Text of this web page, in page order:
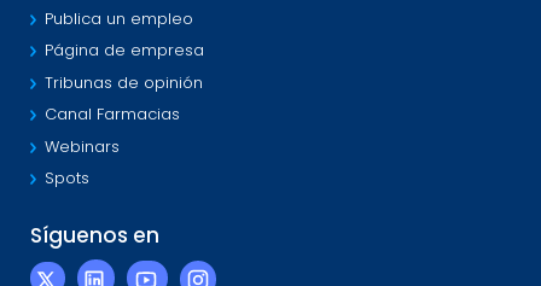
Publica un empleo
Página de empresa
Tribunas de opinión
Canal Farmacias
Webinars
Spots
Síguenos en